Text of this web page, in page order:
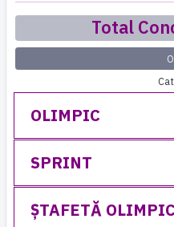
Total
OLIMPIC
SPRINT
ȘTAFETĂ OLIMPIC